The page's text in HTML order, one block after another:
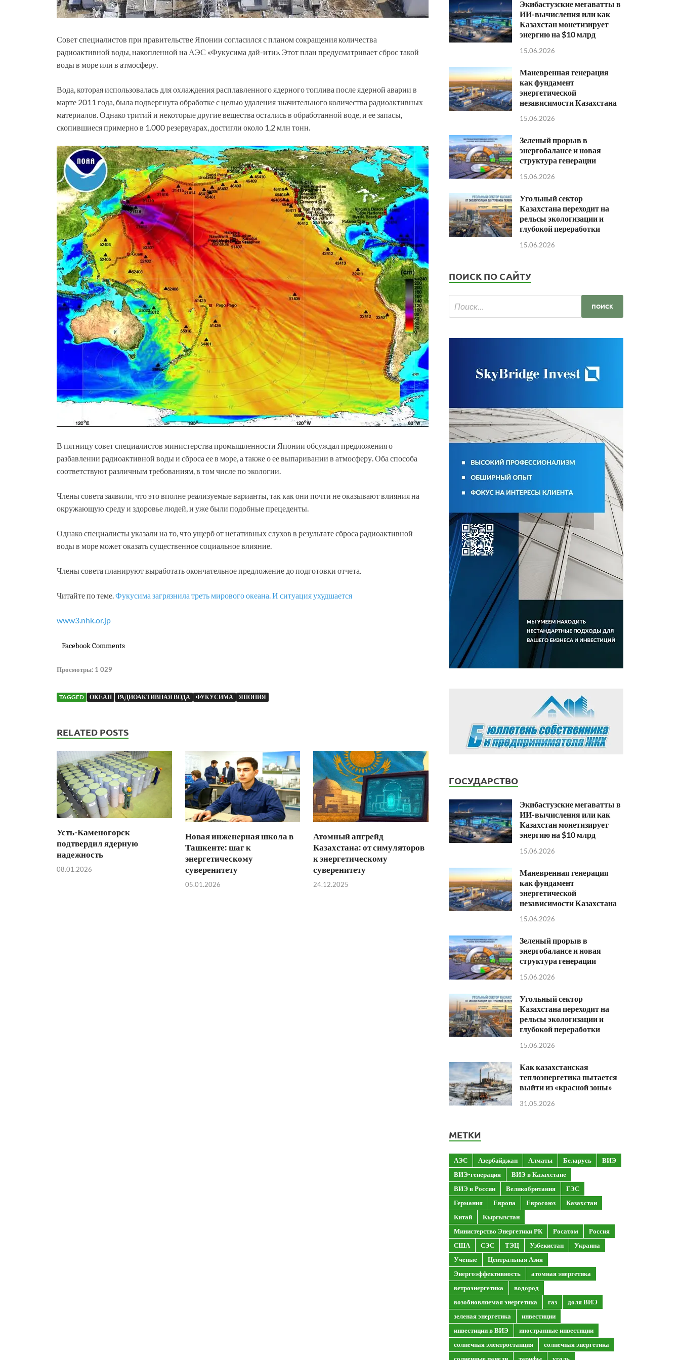
Совет специалистов при правительстве Японии согласился с планом сокращения количества
радиоактивной воды, накопленной на АЭС «Фукусима дай-ити». Этот план предусматривает сброс такой
воды в море или в атмосферу.
Вода, которая использовалась для охлаждения расплавленного ядерного топлива после ядерной аварии в
марте 2011 года, была подвергнута обработке с целью удаления значительного количества радиоактивных
материалов. Однако тритий и некоторые другие вещества остались в обработанной воде, и ее запасы,
скопившиеся примерно в 1.000 резервуарах, достигли около 1,2 млн тонн.
В пятницу совет специалистов министерства промышленности Японии обсуждал предложения о
разбавлении радиоактивной воды и сброса ее в море, а также о ее выпаривании в атмосферу. Оба способа
соответствуют различным требованиям, в том числе по экологии.
Члены совета заявили, что это вполне реализуемые варианты, так как они почти не оказывают влияния на
окружающую среду и здоровье людей, и уже были подобные прецеденты.
Однако специалисты указали на то, что ущерб от негативных слухов в результате сброса радиоактивной
воды в море может оказать существенное социальное влияние.
Члены совета планируют выработать окончательное предложение до подготовки отчета.
Читайте по теме.Фукусима загрязнила треть мирового океана. И ситуация ухудшается
www3.nhk.or.jp
Facebook Comments
Просмотры: 1 029
TAGGED ОКЕАН РАДИОАКТИВНАЯ ВОДА ФУКУСИМА ЯПОНИЯ
RELATED POSTS
Усть-Каменогорск
подтвердил ядерную
надежность
08.01.2026
Новая инженерная школа в
Ташкенте: шаг к
энергетическому
суверенитету
05.01.2026
Атомный апгрейд
Казахстана: от симуляторов
к энергетическому
суверенитету
24.12.2025
Экибастузские мегаватты в
ИИ-вычисления или как
Казахстан монетизирует
энергию на $10 млрд
15.06.2026
Маневренная генерация
как фундамент
энергетической
независимости Казахстана
15.06.2026
Зеленый прорыв в
энергобалансе и новая
структура генерации
15.06.2026
Угольный сектор
Казахстана переходит на
рельсы экологизации и
глубокой переработки
15.06.2026
ПОИСК ПО САЙТУ
ГОСУДАРСТВО
Экибастузские мегаватты в
ИИ-вычисления или как
Казахстан монетизирует
энергию на $10 млрд
15.06.2026
Маневренная генерация
как фундамент
энергетической
независимости Казахстана
15.06.2026
Зеленый прорыв в
энергобалансе и новая
структура генерации
15.06.2026
Угольный сектор
Казахстана переходит на
рельсы экологизации и
глубокой переработки
15.06.2026
Как казахстанская
теплоэнергетика пытается
выйти из «красной зоны»
31.05.2026
МЕТКИ
АЭС Азербайджан Алматы Беларусь
ВИЭ
ВИЭ-генерация
ВИЭ в Казахстане
ВИЭ в России
Великобритания
ГЭС
Германия
Европа Евросоюз
Казахстан
Китай
Кыргызстан
Министерство Энергетики РК
Росатом
Россия
США
СЭС ТЭЦ Узбекистан
Украина
Ученые
Центральная Азия
Энергоэффективность
атомная энергетика
ветроэнергетика
водород
возобновляемая энергетика
газ
доля ВИЭ
зеленая энергетика
инвестиции
инвестиции в ВИЭ
иностранные инвестиции
солнечная электростанция
солнечная энергетика
солнечные панели
тарифы уголь